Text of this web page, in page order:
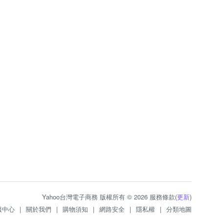
Yahoo台灣電子商務 版權所有 © 2026 服務條款(更新)
中心 | 關於我們 | 購物須知 | 網路安全 | 隱私權 | 分類地圖